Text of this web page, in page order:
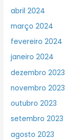
abril 2024
março 2024
fevereiro 2024
janeiro 2024
dezembro 2023
novembro 2023
outubro 2023
setembro 2023
agosto 2023